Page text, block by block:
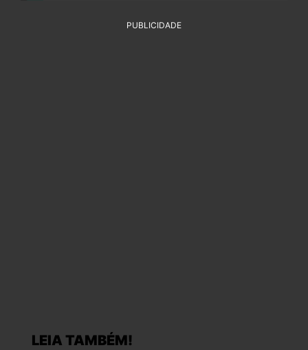
PUBLICIDADE
LEIA TAMBÉM!